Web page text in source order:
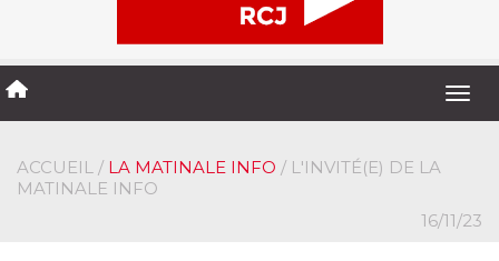
ACCUEIL / LA MATINALE INFO / L'INVITÉ(E) DE LA
MATINALE INFO
16/11/23